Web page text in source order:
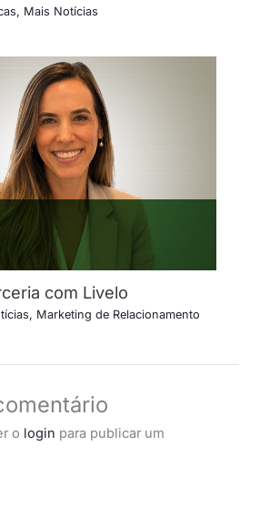
, Mais Notícias
com Livelo
, Marketing de Relacionamento
o login para publicar um